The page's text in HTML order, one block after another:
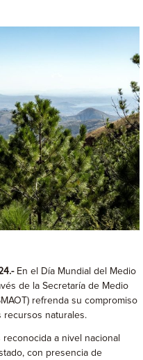
En el Día Mundial del Medio
de la Secretaría de Medio
refrenda su compromiso
recursos naturales.
a nivel nacional
con presencia de